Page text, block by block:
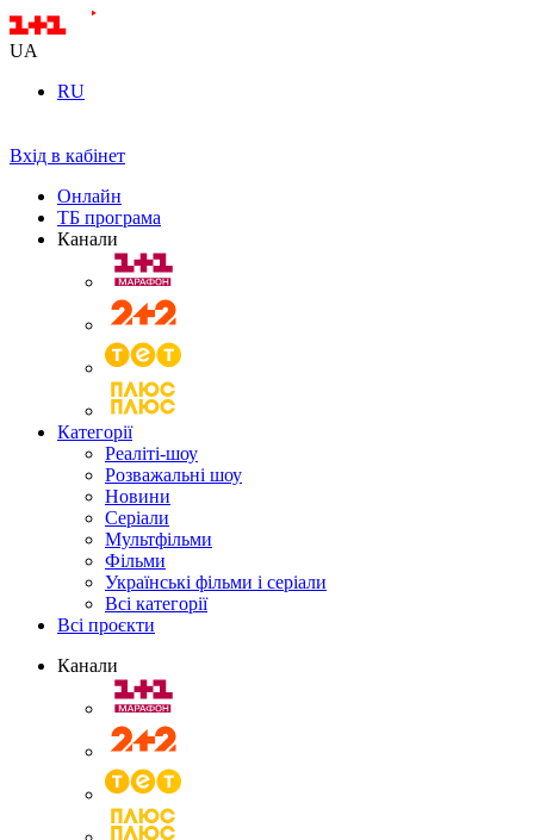
UA
RU
Вхід в кабінет
Онлайн
ТБ програма
Канали
Категорії
Реаліті-шоу
Розважальні шоу
Новини
Серіали
Мультфільми
Фільми
Українські фільми і серіали
Всі категорії
Всі проєкти
Канали